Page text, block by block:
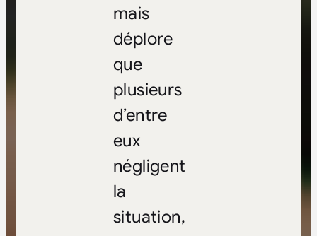
mais
déplore
que
plusieurs
d’entre
eux
négligent
la
situation,